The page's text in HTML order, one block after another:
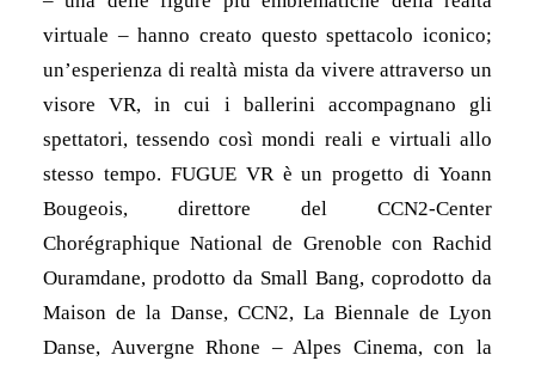
virtuale – hanno creato questo spettacolo iconico;
un’esperienza di realtà mista da vivere attraverso un
visore VR, in cui i ballerini accompagnano gli
spettatori, tessendo così mondi reali e virtuali allo
stesso tempo. FUGUE VR è un progetto di Yoann
Bougeois, direttore del CCN2-Center
Chorégraphique National de Grenoble con Rachid
Ouramdane, prodotto da Small Bang, coprodotto da
Maison de la Danse, CCN2, La Biennale de Lyon
Danse, Auvergne Rhone – Alpes Cinema, con la